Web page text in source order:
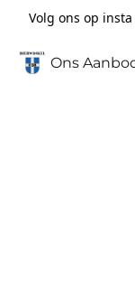
Volg ons op
Ons